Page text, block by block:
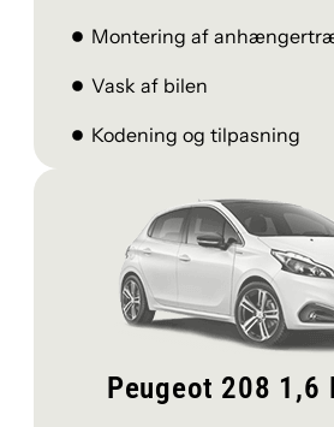
Montering af
Vask af bilen
Kodening og tilpasning
Peugeot 208 1,6